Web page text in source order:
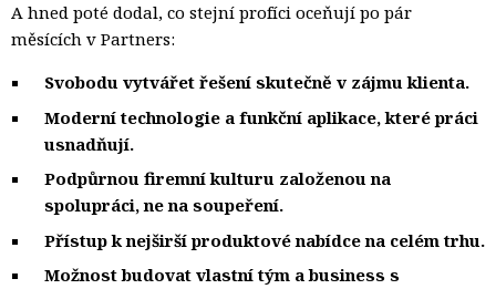
A hned poté dodal, co stejní profíci oceňují po pár
měsících v Partners:
Svobodu vytvářet řešení skutečně v zájmu klienta.
Moderní technologie a funkční aplikace, které práci
usnadňují.
Podpůrnou firemní kulturu založenou na
spolupráci, ne na soupeření.
Přístup k nejširší produktové nabídce na celém trhu.
Možnost budovat vlastní tým a business s